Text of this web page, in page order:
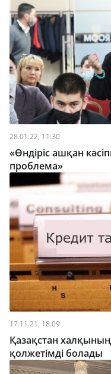
28.01.22, 11:30
«Өндіріс ашқан
проблема»
17.11.21, 18:09
Қазақстан
қолжетімді болады